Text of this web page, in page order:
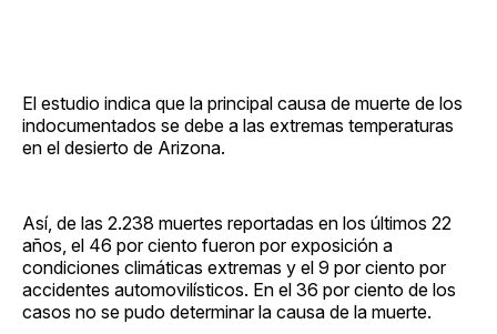
El estudio indica que la principal causa de muerte de los
indocumentados se debe a las extremas temperaturas
en el desierto de Arizona.
Así, de las 2.238 muertes reportadas en los últimos 22
años, el 46 por ciento fueron por exposición a
condiciones climáticas extremas y el 9 por ciento por
accidentes automovilísticos. En el 36 por ciento de los
casos no se pudo determinar la causa de la muerte.